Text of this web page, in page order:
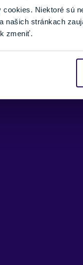
cookies. Niektoré sú
našich stránkach
zmeniť.